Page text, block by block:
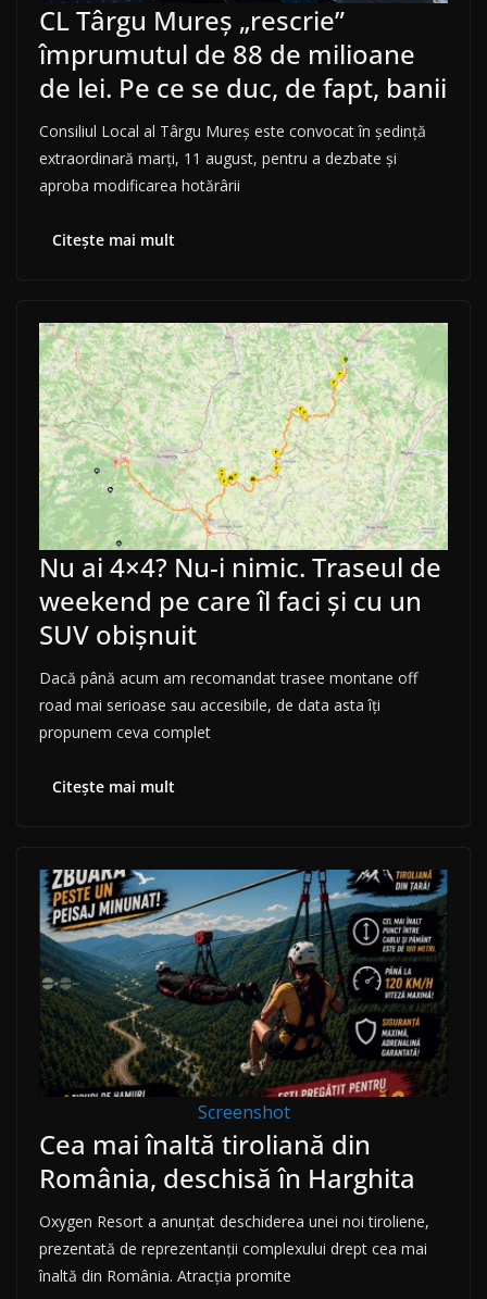
CL Târgu Mureș „rescrie”
împrumutul de 88 de milioane
de lei. Pe ce se duc, de fapt, banii
Consiliul Local al Târgu Mureș este convocat în ședință
extraordinară marți, 11 august, pentru a dezbate și
aproba modificarea hotărârii
Citește mai mult
Nu ai 4×4? Nu-i nimic. Traseul de
weekend pe care îl faci și cu un
SUV obișnuit
Dacă până acum am recomandat trasee montane off
road mai serioase sau accesibile, de data asta îți
propunem ceva complet
Citește mai mult
Screenshot
Cea mai înaltă tiroliană din
România, deschisă în Harghita
Oxygen Resort a anunțat deschiderea unei noi tiroliene,
prezentată de reprezentanții complexului drept cea mai
înaltă din România. Atracția promite